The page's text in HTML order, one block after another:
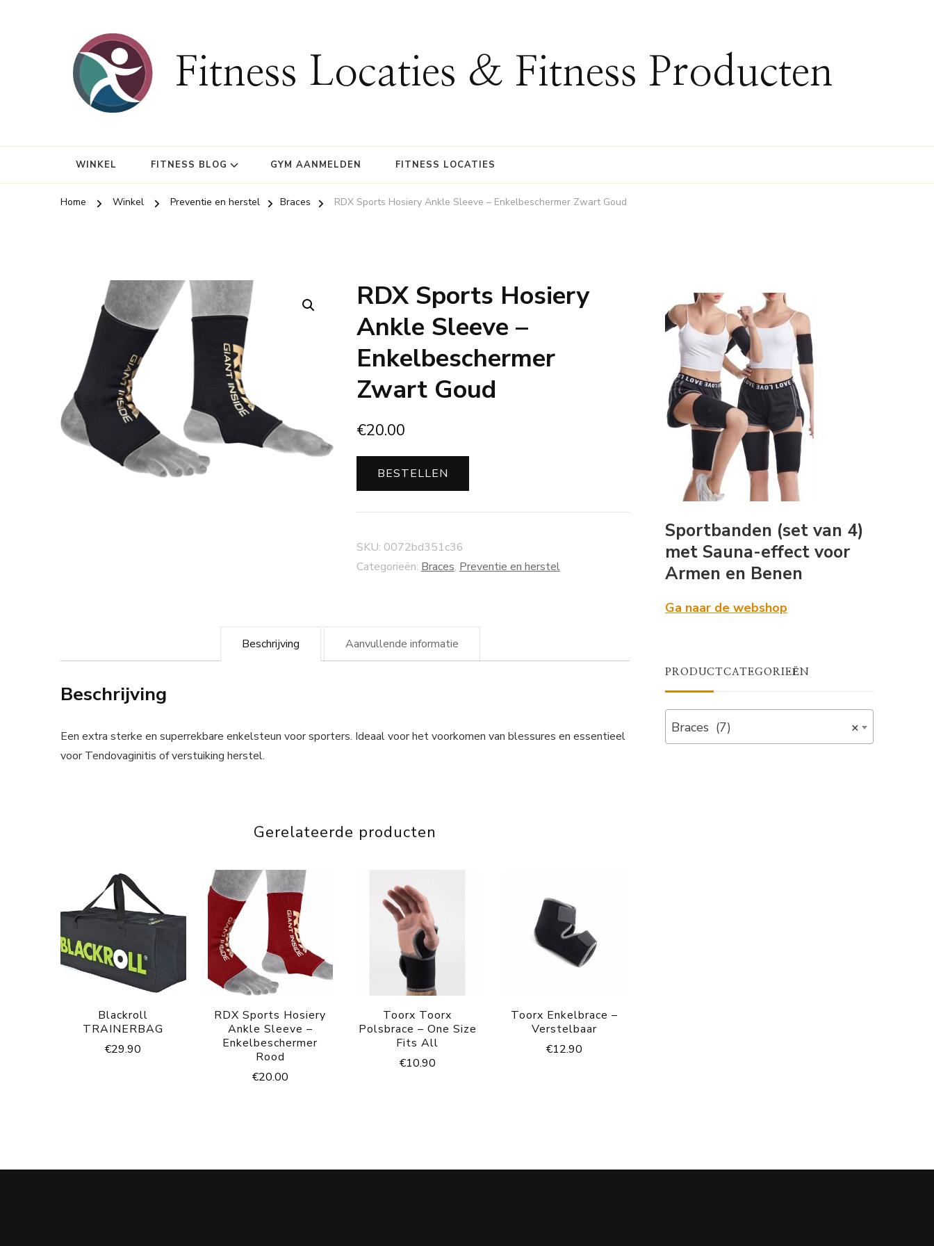
Fitness Locaties & Fitness Producten
WINKEL FITNESS BLOG GYM AANMELDEN FITNESS LOCATIES
Home Winkel Preventie en herstel Braces RDX Sports Hosiery Ankle Sleeve – Enkelbeschermer Zwart Goud
RDX Sports Hosiery
Ankle Sleeve –
Enkelbeschermer
Zwart Goud
€20.00
BESTELLEN
SKU: 0072bd351c36
Categorieën: Braces, Preventie en herstel
Beschrijving Aanvullende informatie
Beschrijving
Een extra sterke en superrekbare enkelsteun voor sporters. Ideaal voor het voorkomen van blessures en essentieel
voor Tendovaginitis of verstuiking herstel.
Gerelateerde producten
Blackroll
TRAINERBAG
€29.90
RDX Sports Hosiery
Ankle Sleeve –
Enkelbeschermer
Rood
€20.00
Toorx Toorx
Polsbrace – One Size
Fits All
€10.90
Toorx Enkelbrace –
Verstelbaar
€12.90
Sportbanden (set van 4)
met Sauna-effect voor
Armen en Benen
Ga naar de webshop
PRODUCTCATEGORIEËN
×
Braces (7)